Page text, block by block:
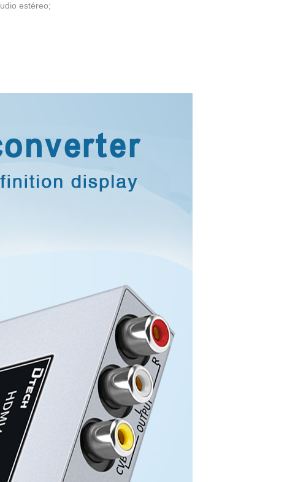
estéreo;